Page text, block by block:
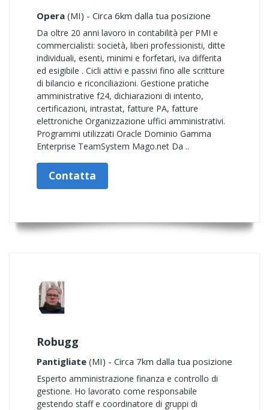
Opera (MI) - Circa 6km dalla tua posizione
Da oltre 20 anni lavoro in contabilità per PMI e
commercialisti: società, liberi professionisti, ditte
individuali, esenti, minimi e forfetari, iva differita
ed esigibile . Cicli attivi e passivi fino alle scritture
di bilancio e riconciliazioni. Gestione pratiche
amministrative f24, dichiarazioni di intento,
certificazioni, intrastat, fatture PA, fatture
elettroniche Organizzazione uffici amministrativi.
Programmi utilizzati Oracle Dominio Gamma
Enterprise TeamSystem Mago.net Da ..
Contatta
Robugg
Pantigliate (MI) - Circa 7km dalla tua posizione
Esperto amministrazione finanza e controllo di
gestione. Ho lavorato come responsabile
gestendo staff e coordinatore di gruppi di